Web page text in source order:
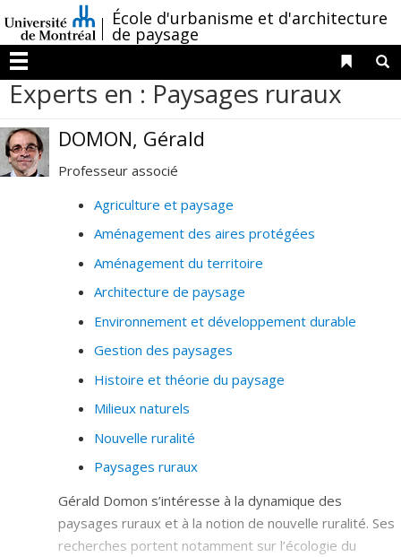
au
contenu
/École d'urbanisme et d'architecture
de paysage
Menu
Liens
Experts en : Paysages ruraux
DOMON, Gérald
Professeur associé
Agriculture et paysage
Aménagement des aires protégées
Aménagement du territoire
Architecture de paysage
Environnement et développement durable
Gestion des paysages
Histoire et théorie du paysage
Milieux naturels
Nouvelle ruralité
Paysages ruraux
Gérald Domon s’intéresse à la dynamique des
paysages ruraux et à la notion de nouvelle ruralité. Ses
recherches portent notamment sur l’écologie du